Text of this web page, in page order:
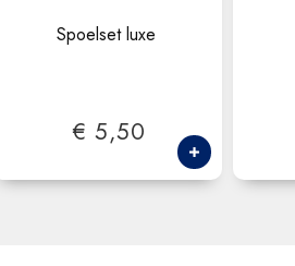
Spoelset luxe
€ 5,50